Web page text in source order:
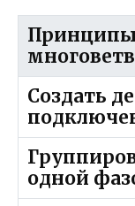
Создать
одной